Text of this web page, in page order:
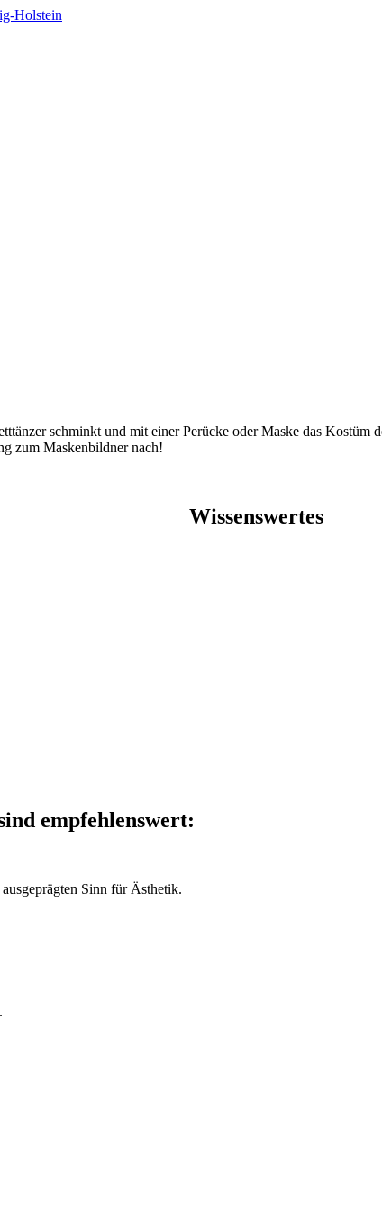
schminkt und mit einer Perücke oder Maske das
zum Maskenbildner nach!
Wissenswertes
empfehlenswert:
Sinn für Ästhetik.